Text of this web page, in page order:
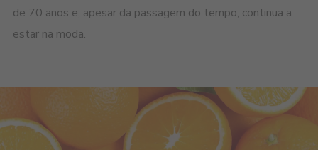
de 70 anos e, apesar da passagem do tempo, continua a
estar na moda.